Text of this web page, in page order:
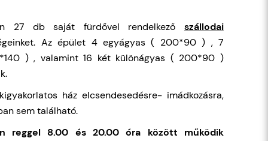
csak a recepció működési idejében van